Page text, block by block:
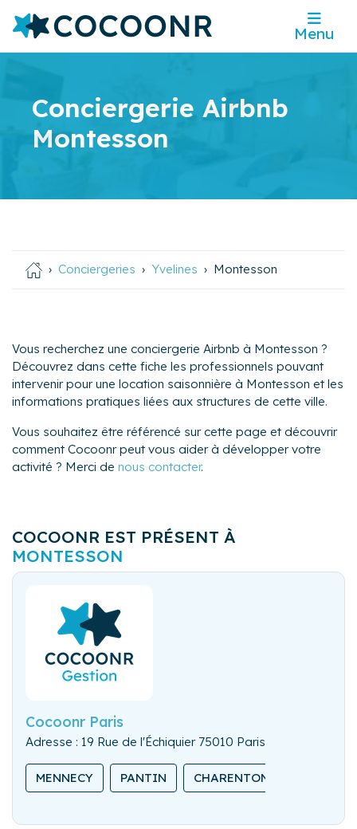
Menu
Conciergerie Airbnb
Montesson
Conciergeries Yvelines Montesson
Vous recherchez une conciergerie Airbnb à Montesson ?
Découvrez dans cette fiche les professionnels pouvant
intervenir pour une location saisonnière à Montesson et les
informations pratiques liées aux structures de cette ville.
Vous souhaitez être référencé sur cette page et découvrir
comment Cocoonr peut vous aider à développer votre
activité ? Merci de nous contacter.
COCOONR EST PRÉSENT À
MONTESSON
Cocoonr Paris
Adresse : 19 Rue de l'Échiquier 75010 Paris
MENNECY PANTIN CHARENTON-LE-PONT